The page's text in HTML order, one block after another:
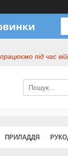
під час
ПРИЛАДДЯ